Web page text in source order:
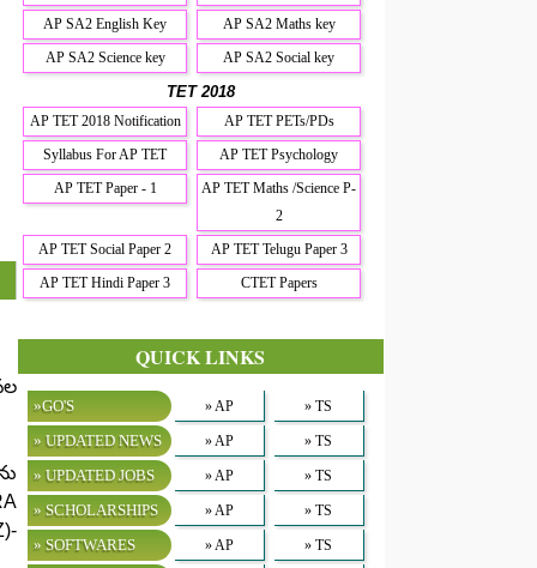
AP SA2 English Key
AP SA2 Maths key
AP SA2 Science key
AP SA2 Social key
TET 2018
AP TET 2018 Notification
AP TET PETs/PDs
Syllabus For AP TET
AP TET Psychology
AP TET Paper - 1
AP TET Maths /Science P-
2
AP TET Social Paper 2
AP TET Telugu Paper 3
AP TET Hindi Paper 3
CTET Papers
QUICK LINKS
»GO'S » AP » TS
» UPDATED NEWS » AP » TS
» UPDATED JOBS » AP » TS
» SCHOLARSHIPS » AP » TS
» SOFTWARES » AP » TS